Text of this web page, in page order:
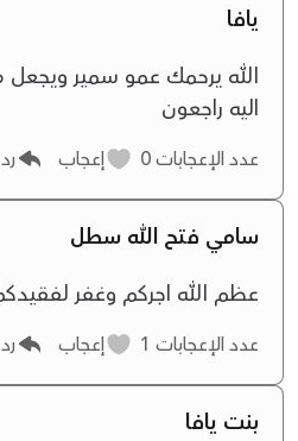
يافا
الله يرحمك عمو سمير ويجعل
اليه راجعون
عدد الإعجابات إعجاب رد
سامي فتح الله سطل
عظم الله اجركم وغفر
عدد الإعجابات إعجاب رد
بنت يافا